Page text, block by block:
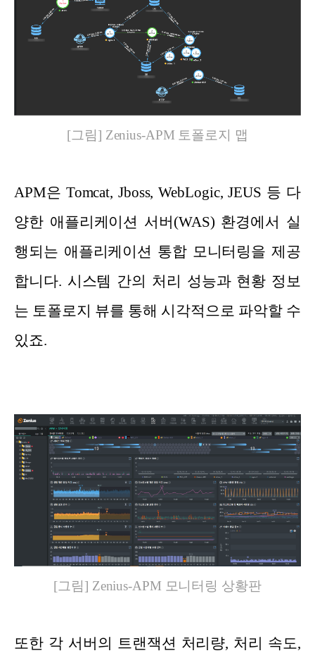
[그림] Zenius-APM 토폴로지 맵
APM은 Tomcat, Jboss, WebLogic, JEUS 등 다
양한 애플리케이션 서버(WAS) 환경에서 실
행되는 애플리케이션 통합 모니터링을 제공
합니다. 시스템 간의 처리 성능과 현황 정보
는 토폴로지 뷰를 통해 시각적으로 파악할 수
있죠.
[그림] Zenius-APM 모니터링 상황판
또한 각 서버의 트랜잭션 처리량, 처리 속도,